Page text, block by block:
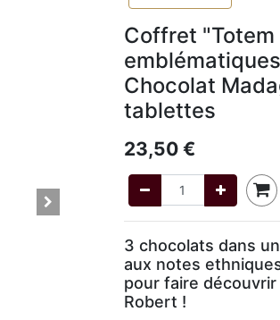
Coffret
Chocolat
tablettes
23,50 €
3 chocolats dans
aux notes
pour faire
Robert !